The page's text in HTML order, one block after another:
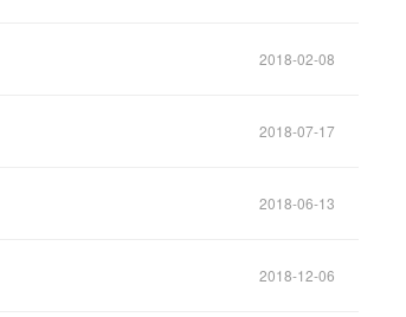
2018-02-08
2018-07-17
2018-06-13
2018-12-06